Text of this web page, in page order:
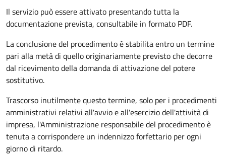
Il servizio può essere attivato presentando tutta la
documentazione prevista, consultabile in formato PDF.
La conclusione del procedimento è stabilita entro un termine
pari alla metà di quello originariamente previsto che decorre
dal ricevimento della domanda di attivazione del potere
sostitutivo.
Trascorso inutilmente questo termine, solo per i procedimenti
amministrativi relativi all'avvio e all'esercizio dell'attività di
impresa, l'Amministrazione responsabile del procedimento è
tenuta a corrispondere un indennizzo forfettario per ogni
giorno di ritardo.